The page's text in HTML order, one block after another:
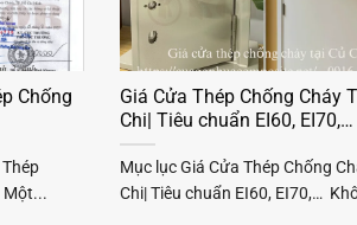
Chống
Một...
Giá Cửa Thép Chống Cháy
Chi| Tiêu chuẩn EI60, EI70,…
Mục lục Giá Cửa Thép Chống
Chi| Tiêu chuẩn EI60, EI70,…